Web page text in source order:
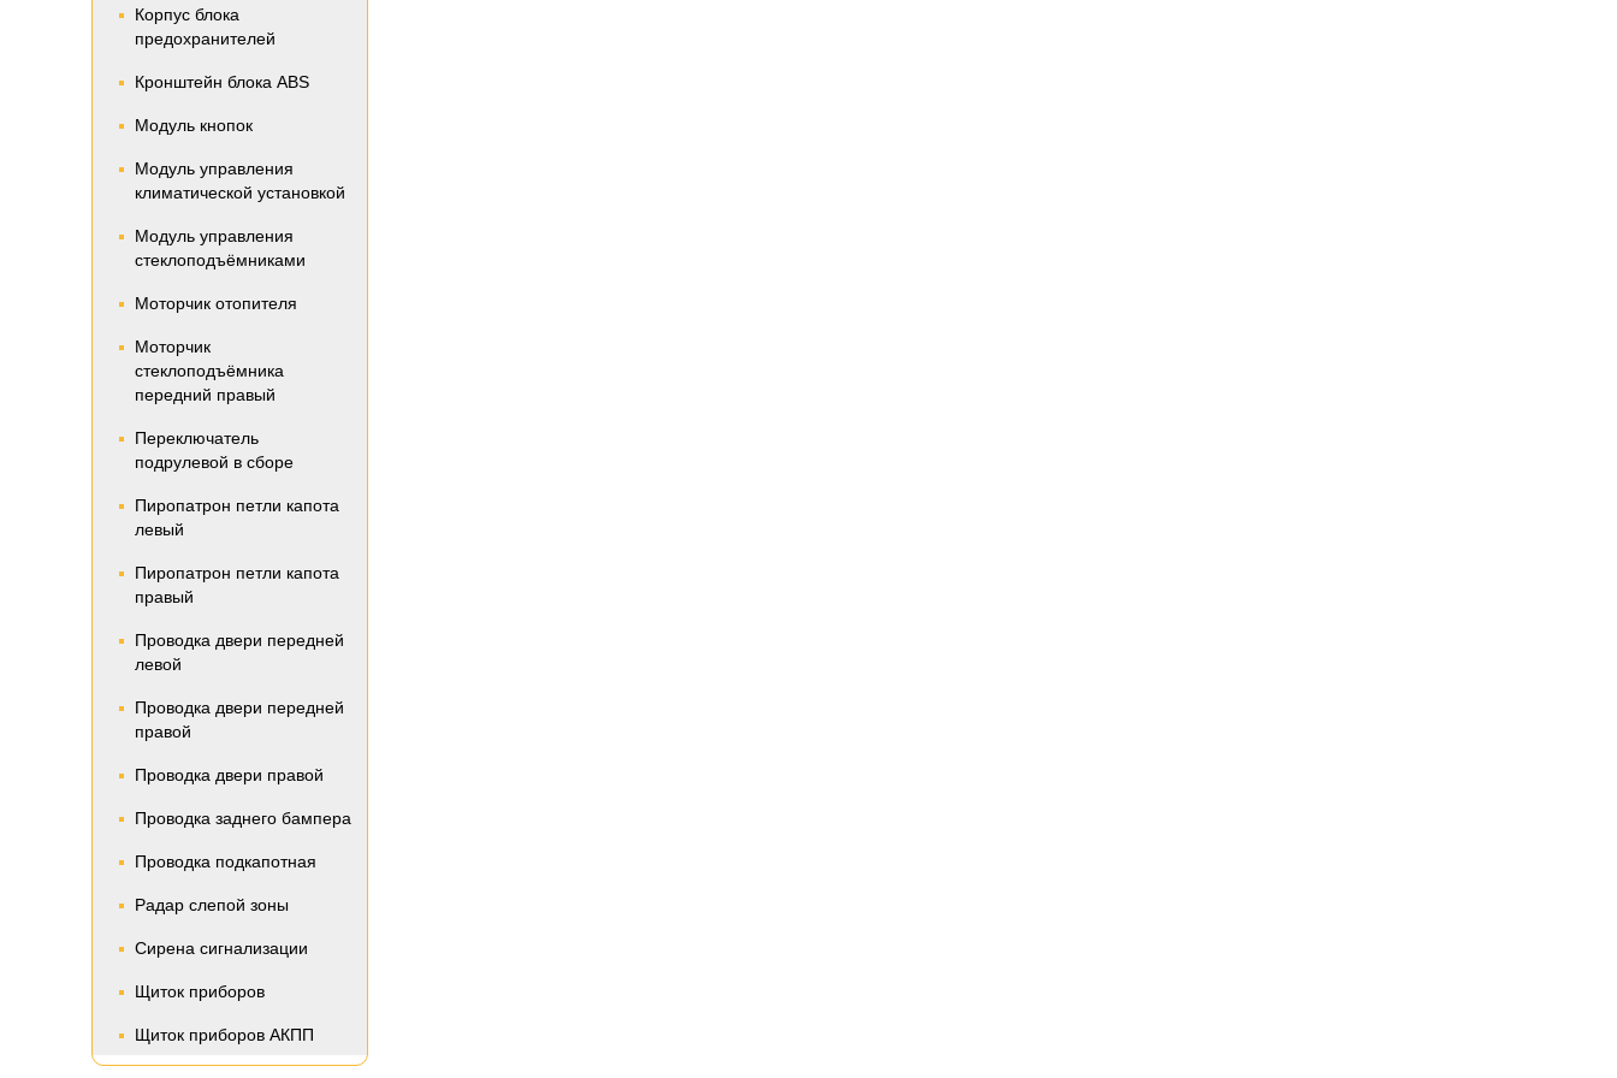
Корпус блока
предохранителей
Кронштейн блока ABS
Модуль кнопок
Модуль управления
климатической установкой
Модуль управления
стеклоподъёмниками
Моторчик отопителя
Моторчик
стеклоподъёмника
передний правый
Переключатель
подрулевой в сборе
Пиропатрон петли капота
левый
Пиропатрон петли капота
правый
Проводка двери передней
левой
Проводка двери передней
правой
Проводка двери правой
Проводка заднего бампера
Проводка подкапотная
Радар слепой зоны
Сирена сигнализации
Щиток приборов
Щиток приборов АКПП